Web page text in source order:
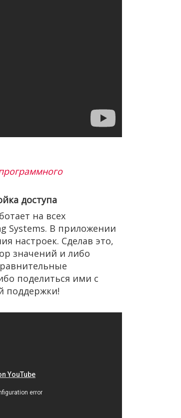
доступа
на всех
Systems. В приложении
настроек. Сделав это,
значений и либо
поделиться ими с
поддержки!